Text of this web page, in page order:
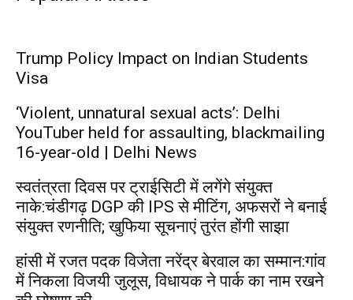
Trump Policy Impact on Indian Students
Visa
‘Violent, unnatural sexual acts’: Delhi
YouTuber held for assaulting, blackmailing
16-year-old | Delhi News
स्वतंत्रता दिवस पर ट्राईसिटी में लगेंगे संयुक्त
नाके:चंडीगढ़ DGP की IPS से मीटिंग, अफसरों ने बनाई
संयुक्त रणनीति; खुफिया सूचनाएं तुरंत होंगी साझा
हांसी में रजत पदक विजेता नरेंद्र बेरवाल का सम्मान:गांव
में निकला विजयी जुलूस, विधायक ने पार्क का नाम रखने